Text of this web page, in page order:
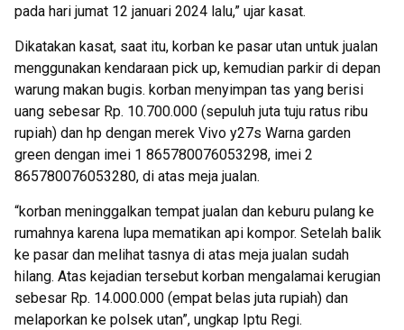
pada hari jumat 12 januari 2024 lalu,” ujar kasat.
Dikatakan kasat, saat itu, korban ke pasar utan untuk jualan
menggunakan kendaraan pick up, kemudian parkir di depan
warung makan bugis. korban menyimpan tas yang berisi
uang sebesar Rp. 10.700.000 (sepuluh juta tuju ratus ribu
rupiah) dan hp dengan merek Vivo y27s Warna garden
green dengan imei 1 865780076053298, imei 2
865780076053280, di atas meja jualan.
“korban meninggalkan tempat jualan dan keburu pulang ke
rumahnya karena lupa mematikan api kompor. Setelah balik
ke pasar dan melihat tasnya di atas meja jualan sudah
hilang. Atas kejadian tersebut korban mengalamai kerugian
sebesar Rp. 14.000.000 (empat belas juta rupiah) dan
melaporkan ke polsek utan”, ungkap Iptu Regi.